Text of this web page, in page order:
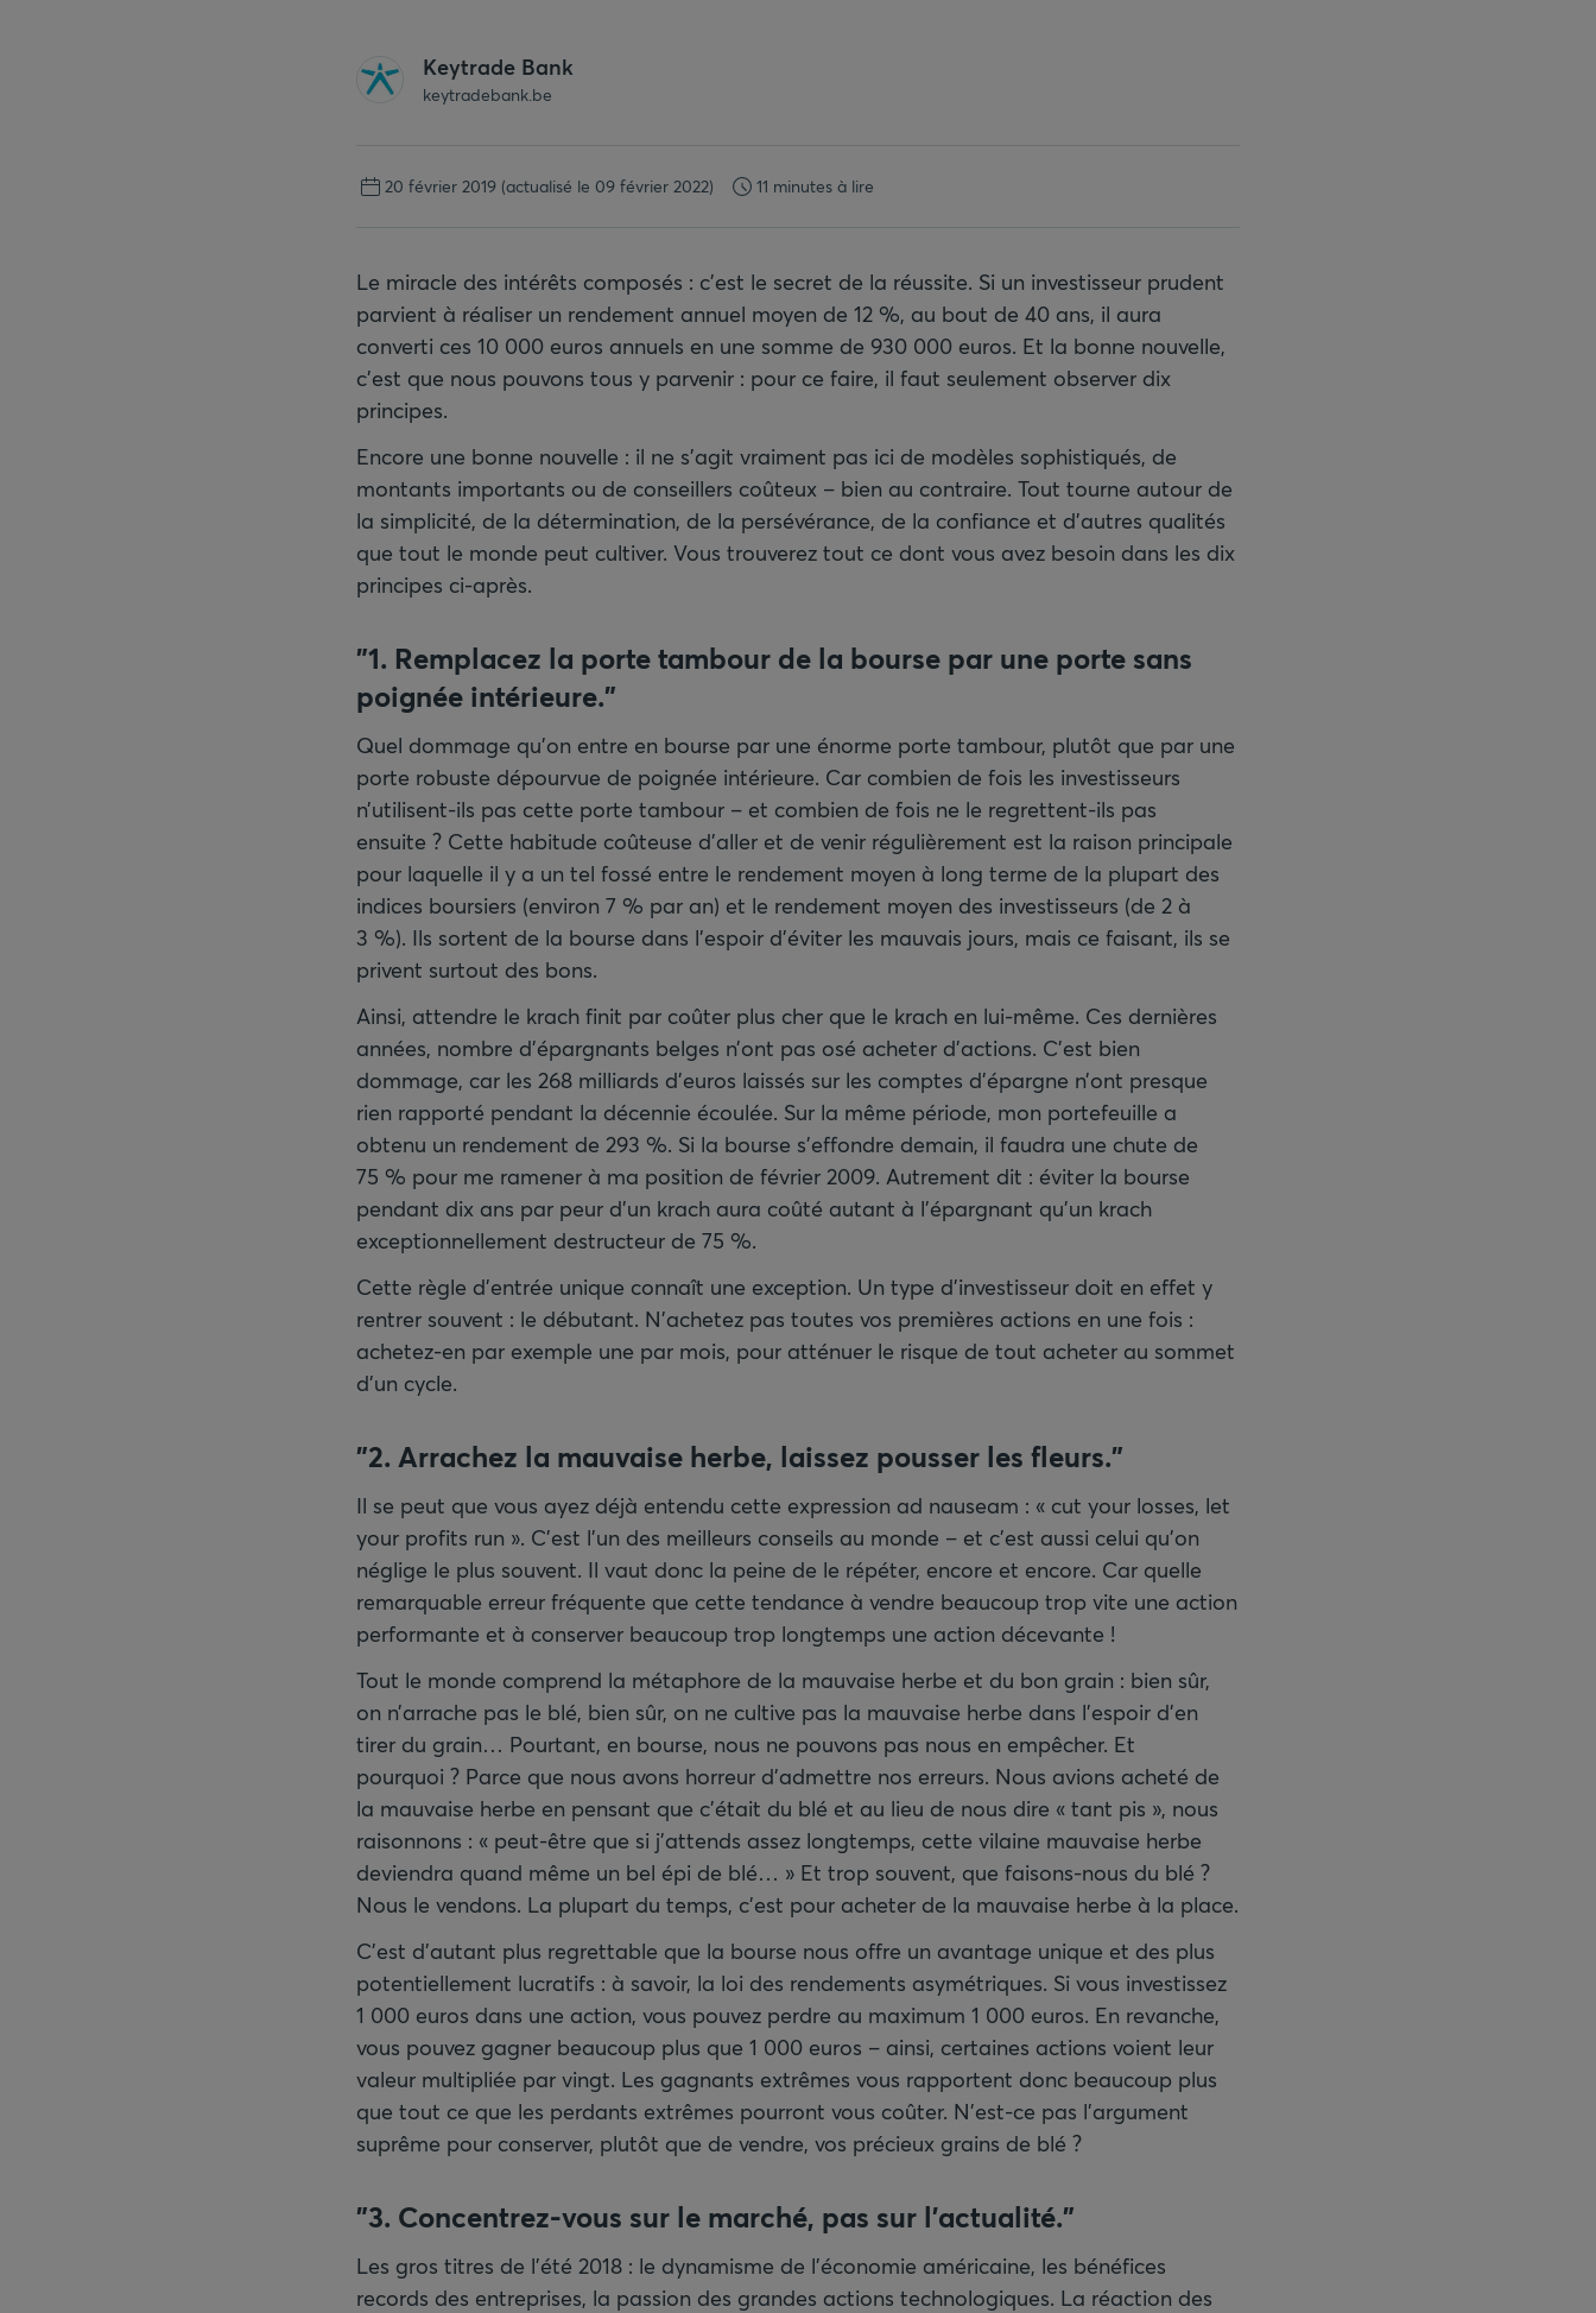
Keytrade Bank
keytradebank.be
20 février 2019 (actualisé le 09 février 2022) 11 minutes à lire
Le miracle des intérêts composés : c’est le secret de la réussite. Si un investisseur prudent
parvient à réaliser un rendement annuel moyen de 12 %, au bout de 40 ans, il aura
converti ces 10 000 euros annuels en une somme de 930 000 euros. Et la bonne nouvelle,
c’est que nous pouvons tous y parvenir : pour ce faire, il faut seulement observer dix
principes.
Encore une bonne nouvelle : il ne s’agit vraiment pas ici de modèles sophistiqués, de
montants importants ou de conseillers coûteux – bien au contraire. Tout tourne autour de
la simplicité, de la détermination, de la persévérance, de la confiance et d’autres qualités
que tout le monde peut cultiver. Vous trouverez tout ce dont vous avez besoin dans les dix
principes ci-après.
"1. Remplacez la porte tambour de la bourse par une porte sans
poignée intérieure."
Quel dommage qu’on entre en bourse par une énorme porte tambour, plutôt que par une
porte robuste dépourvue de poignée intérieure. Car combien de fois les investisseurs
n’utilisent-ils pas cette porte tambour – et combien de fois ne le regrettent-ils pas
ensuite ? Cette habitude coûteuse d’aller et de venir régulièrement est la raison principale
pour laquelle il y a un tel fossé entre le rendement moyen à long terme de la plupart des
indices boursiers (environ 7 % par an) et le rendement moyen des investisseurs (de 2 à
3 %). Ils sortent de la bourse dans l’espoir d’éviter les mauvais jours, mais ce faisant, ils se
privent surtout des bons.
Ainsi, attendre le krach finit par coûter plus cher que le krach en lui-même. Ces dernières
années, nombre d’épargnants belges n’ont pas osé acheter d’actions. C’est bien
dommage, car les 268 milliards d’euros laissés sur les comptes d’épargne n’ont presque
rien rapporté pendant la décennie écoulée. Sur la même période, mon portefeuille a
obtenu un rendement de 293 %. Si la bourse s’effondre demain, il faudra une chute de
75 % pour me ramener à ma position de février 2009. Autrement dit : éviter la bourse
pendant dix ans par peur d’un krach aura coûté autant à l’épargnant qu’un krach
exceptionnellement destructeur de 75 %.
Cette règle d’entrée unique connaît une exception. Un type d’investisseur doit en effet y
rentrer souvent : le débutant. N’achetez pas toutes vos premières actions en une fois :
achetez-en par exemple une par mois, pour atténuer le risque de tout acheter au sommet
d’un cycle.
"2. Arrachez la mauvaise herbe, laissez pousser les fleurs."
Il se peut que vous ayez déjà entendu cette expression ad nauseam : « cut your losses, let
your profits run ». C’est l’un des meilleurs conseils au monde – et c’est aussi celui qu’on
néglige le plus souvent. Il vaut donc la peine de le répéter, encore et encore. Car quelle
remarquable erreur fréquente que cette tendance à vendre beaucoup trop vite une action
performante et à conserver beaucoup trop longtemps une action décevante !
Tout le monde comprend la métaphore de la mauvaise herbe et du bon grain : bien sûr,
on n’arrache pas le blé, bien sûr, on ne cultive pas la mauvaise herbe dans l’espoir d’en
tirer du grain… Pourtant, en bourse, nous ne pouvons pas nous en empêcher. Et
pourquoi ? Parce que nous avons horreur d’admettre nos erreurs. Nous avions acheté de
la mauvaise herbe en pensant que c’était du blé et au lieu de nous dire « tant pis », nous
raisonnons : « peut-être que si j’attends assez longtemps, cette vilaine mauvaise herbe
deviendra quand même un bel épi de blé… » Et trop souvent, que faisons-nous du blé ?
Nous le vendons. La plupart du temps, c’est pour acheter de la mauvaise herbe à la place.
C’est d’autant plus regrettable que la bourse nous offre un avantage unique et des plus
potentiellement lucratifs : à savoir, la loi des rendements asymétriques. Si vous investissez
1 000 euros dans une action, vous pouvez perdre au maximum 1 000 euros. En revanche,
vous pouvez gagner beaucoup plus que 1 000 euros – ainsi, certaines actions voient leur
valeur multipliée par vingt. Les gagnants extrêmes vous rapportent donc beaucoup plus
que tout ce que les perdants extrêmes pourront vous coûter. N’est-ce pas l’argument
suprême pour conserver, plutôt que de vendre, vos précieux grains de blé ?
"3. Concentrez-vous sur le marché, pas sur l’actualité."
Les gros titres de l’été 2018 : le dynamisme de l’économie américaine, les bénéfices
records des entreprises, la passion des grandes actions technologiques. La réaction des